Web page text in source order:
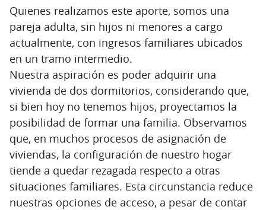
Quienes realizamos este aporte, somos una
pareja adulta, sin hijos ni menores a cargo
actualmente, con ingresos familiares ubicados
en un tramo intermedio.
Nuestra aspiración es poder adquirir una
vivienda de dos dormitorios, considerando que,
si bien hoy no tenemos hijos, proyectamos la
posibilidad de formar una familia. Observamos
que, en muchos procesos de asignación de
viviendas, la configuración de nuestro hogar
tiende a quedar rezagada respecto a otras
situaciones familiares. Esta circunstancia reduce
nuestras opciones de acceso, a pesar de contar